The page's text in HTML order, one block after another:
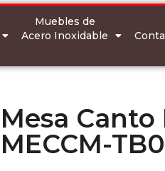
Muebles de
Acero Inoxidable
Mesa Canto
MECCM-